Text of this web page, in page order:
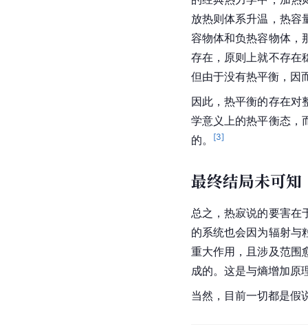
放热则体系升温，热容
容物体和负热容物体，
存在，原则上就不存在
但由于没有热平衡，因
因此，热平衡的存在对
学意义上的热平衡态，
的。
[3]
最终结局未可知
总之，热寂说的要害在
的系统也会因为辐射与
重大作用，且涉及范围
成的。这是与熵增加原
当然，目前一切都是假